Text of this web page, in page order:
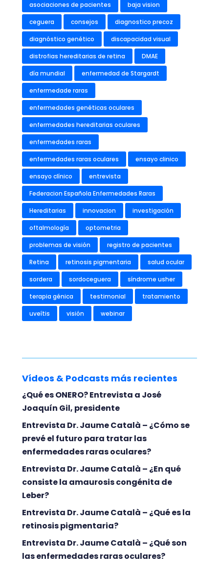
asociaciones de pacientes baja vision
ceguera consejos diagnostico precoz
diagnóstico genético discapacidad visual
distrofias hereditarias de retina DMAE
día mundial enfermedad de Stargardt
enfermedade raras
enfermedades genéticas oculares
enfermedades hereditarias oculares
enfermedades raras
enfermedades raras oculares ensayo clinico
ensayo clínico entrevista
Federacion Española Enfermedades Raras
Hereditarias innovacion investigación
oftalmología optometria
problemas de visión registro de pacientes
Retina retinosis pigmentaria salud ocular
sordera sordoceguera síndrome usher
terapia génica testimonial tratamiento
uveítis visión webinar
Vídeos & Podcasts más recientes
¿Qué es ONERO? Entrevista a José
Joaquín Gil, presidente
Entrevista Dr. Jaume Català – ¿Cómo se
prevé el futuro para tratar las
enfermedades raras oculares?
Entrevista Dr. Jaume Català – ¿En qué
consiste la amaurosis congénita de
Leber?
Entrevista Dr. Jaume Català – ¿Qué es la
retinosis pigmentaria?
Entrevista Dr. Jaume Català – ¿Qué son
las enfermedades raras oculares?